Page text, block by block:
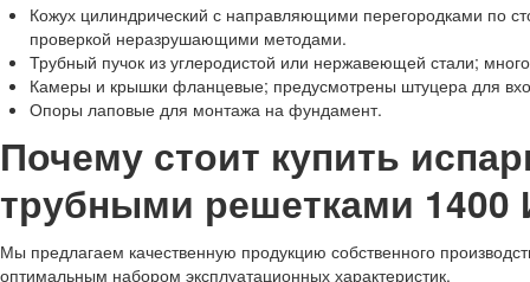
Кожух цилиндрический с направляющими перегородками по
проверкой неразрушающими методами.
Трубный пучок из углеродистой или нержавеющей стали;
Камеры и крышки фланцевые; предусмотрены штуцера для
Опоры лаповые для монтажа на фундамент.
Почему стоит купить
трубными решетками
Мы предлагаем качественную продукцию собственного
оптимальным набором эксплуатационных характеристик.